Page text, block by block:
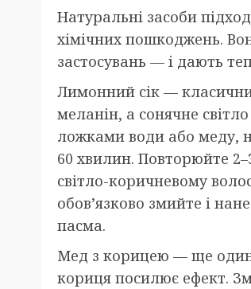
Натуральні засоби
хімічних пошкоджень.
застосувань — і дають
Лимонний сік —
меланін, а сонячне
ложками води або меду,
60 хвилин. Повторюйте
світло-коричневому
обов’язково змийте і
пасма.
Мед з корицею — ще один
кориця посилює ефект.